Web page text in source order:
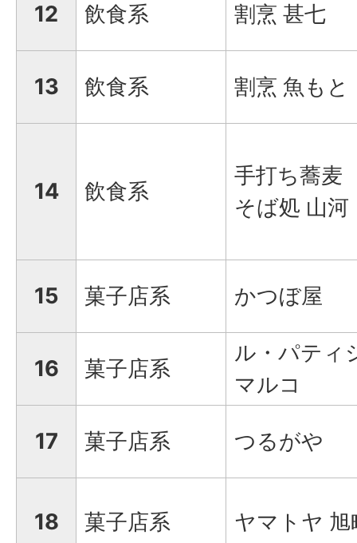
12 飲食系 割烹 甚七
13 飲食系 割烹 魚もと
14 飲食系
手打ち蕎麦
そば処 山河
15 菓子店系 かつぼ屋
16 菓子店系
ル・パティ
マルコ
17 菓子店系 つるがや
18 菓子店系 ヤマトヤ 旭